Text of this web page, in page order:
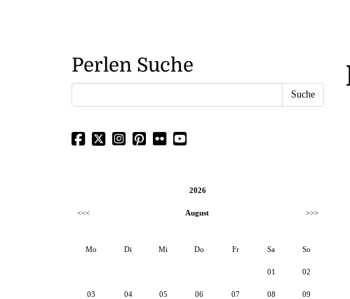
Perlen Suche
2026
<<< August >>>
Mo Di Mi Do Fr Sa So
01 02
03 04 05 06 07 08 09